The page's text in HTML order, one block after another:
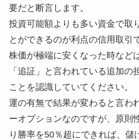
要だと断言します。
投資可能額よりも多い資金で取
とができるのが利点の信用取引
株価が極端に安くなった時など
「追証」と言われている追加の
ことを認識していてください。
運の有無で結果が変わると言わ
ーオプションなのですが、原則
り勝率を50％超にできれば、儲